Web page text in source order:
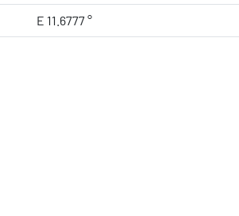
E 11.6777 °